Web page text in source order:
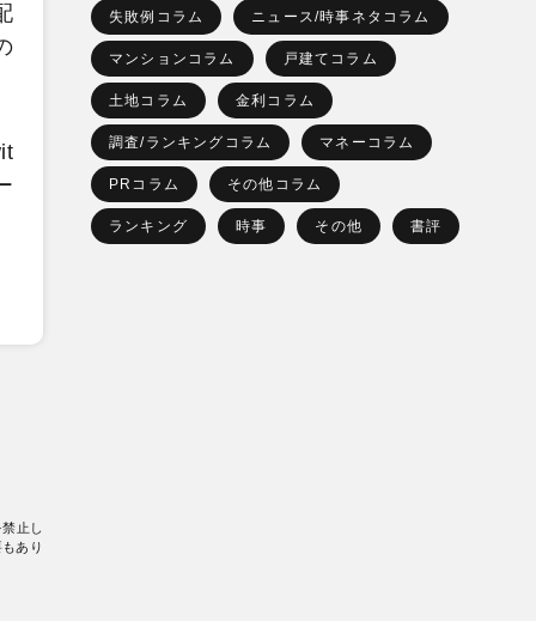
止し
あり
失敗例コラム ニュース/時事ネタコラム
マンションコラム 戸建てコラム
土地コラム 金利コラム
調査/ランキングコラム マネーコラム
PRコラム その他コラム
ランキング 時事 その他 書評